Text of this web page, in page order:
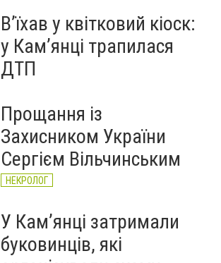
Вʼїхав у квітковий кіоск:
у Камʼянці трапилася
ДТП
Прощання із
Захисником України
Сергієм Вільчинським
НЕКРОЛОГ
У Кам’янці затримали
буковинців, які